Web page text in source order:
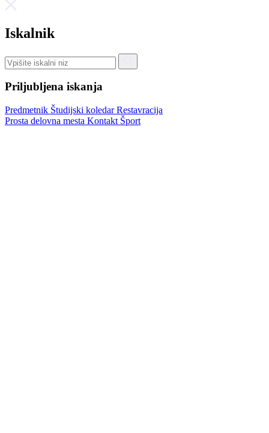
Iskalnik
Priljubljena iskanja
Predmetnik Študijski koledarRestavracija
Prosta delovna mesta Kontakt Šport